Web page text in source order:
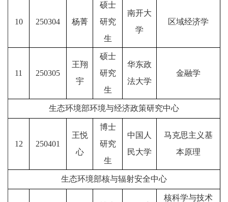
10 250304 杨菁
硕士
研究
生
南开大
学
区域经济学
11 250305
王翔
宇
硕士
研究
生
华东政
法大学
金融学
生态环境部环境与经济政策研究中心
12 250401
王悦
心
博士
研究
生
中国人
民大学
马克思主义基
本原理
生态环境部核与辐射安全中心
核科学与技术